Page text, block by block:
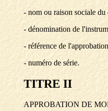
- nom ou raison sociale du
- dénomination de
- référence de
- numéro de série.
TITRE II
APPROBATION DE